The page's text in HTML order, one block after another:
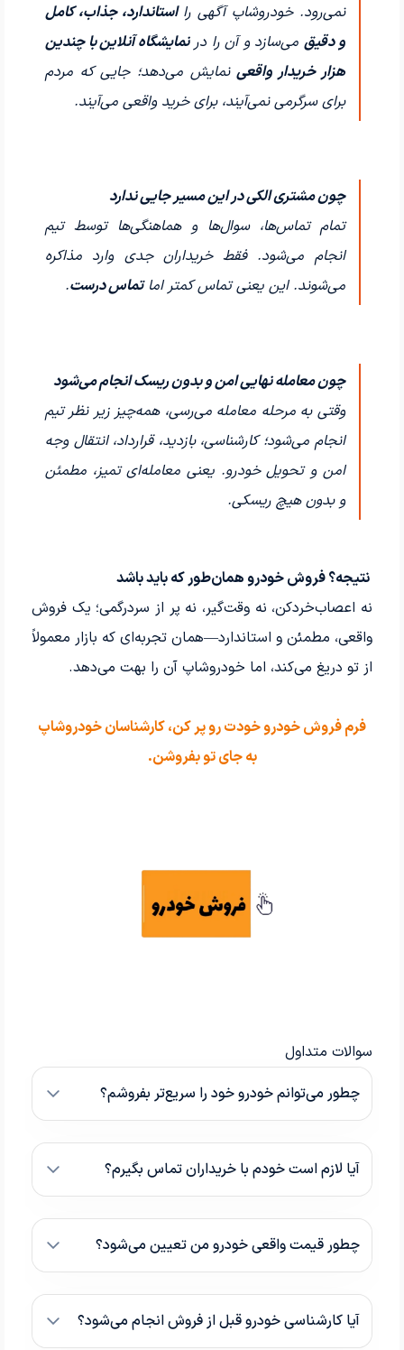
نمی‌رود. خودروشاپ آگهی رااستاندارد، جذاب، کامل
و دقیقمی‌سازد و آن را درنمایشگاه آنلاین با چندین
هزار خریدار واقعینمایش می‌دهد؛ جایی که مردم
برای سرگرمی نمی‌آیند، برای خرید واقعی می‌آیند.
چون مشتری الکی در این مسیر جایی ندارد
تمام تماس‌ها، سوال‌ها و هماهنگی‌ها توسط تیم
انجام می‌شود. فقط خریداران جدی وارد مذاکره
می‌شوند. این یعنی تماس کمتر اماتماس درست.
چون معامله نهایی امن و بدون ریسک انجام می‌شود
وقتی به مرحله معامله می‌رسی، همه‌چیز زیر نظر تیم
انجام می‌شود؛ کارشناسی، بازدید، قرارداد، انتقال وجه
امن و تحویل خودرو. یعنی معامله‌ای تمیز، مطمئن
و بدون هیچ ریسکی.
نتیجه؟ فروش خودرو همان‌طور که باید باشد
نه اعصاب‌خردکن، نه وقت‌گیر، نه پر از سردرگمی؛ یک فروش
واقعی، مطمئن و استاندارد—همان تجربه‌ای که بازار معمولاً
از تو دریغ می‌کند، اما خودروشاپ آن را بهت می‌دهد.
فرم فروش خودرو خودت رو پر کن، کارشناسان خودروشاپ
به جای تو بفروشن.
سوالات متداول
چطور می‌توانم خودرو خود را سریع‌تر بفروشم؟
آیا لازم است خودم با خریداران تماس بگیرم؟
چطور قیمت واقعی خودرو من تعیین می‌شود؟
آیا کارشناسی خودرو قبل از فروش انجام می‌شود؟